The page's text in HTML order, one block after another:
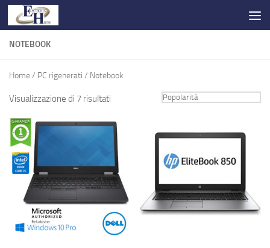
Salta al contenuto
NOTEBOOK
Home/ PC rigenerati / Notebook
Visualizzazione di 7 risultati